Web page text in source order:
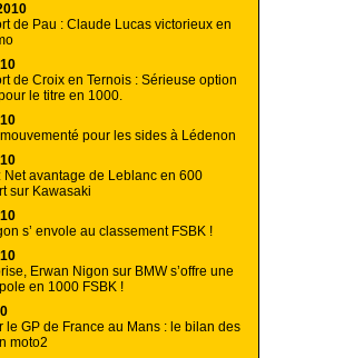
de Pau : Claude Lucas victorieux en
de Croix en Ternois : Sérieuse option
le titre en 1000.
pour les sides à Lédenon
Net avantage de Leblanc en 600
sur Kawasaki
s’ envole au classement FSBK !
Erwan Nigon sur BMW s’offre une
en 1000 FSBK !
le GP de France au Mans : le bilan des
moto2